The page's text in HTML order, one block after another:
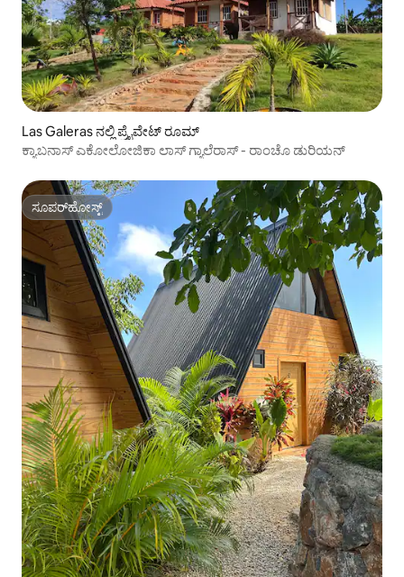
Las Galeras ನಲ್ಲಿ ಪ್ರೈವೇಟ್ ರೂಮ್
ಕ್ಯಾಬನಾಸ್ ಎಕೋಲೋಜಿಕಾ ಲಾಸ್ ಗ್ಯಾಲೆರಾಸ್ - ರಾಂಚೊ ಡುರಿಯನ್
ಸೂಪರ್‌ಹೋಸ್ಟ್
ಸೂಪರ್‌ಹೋಸ್ಟ್